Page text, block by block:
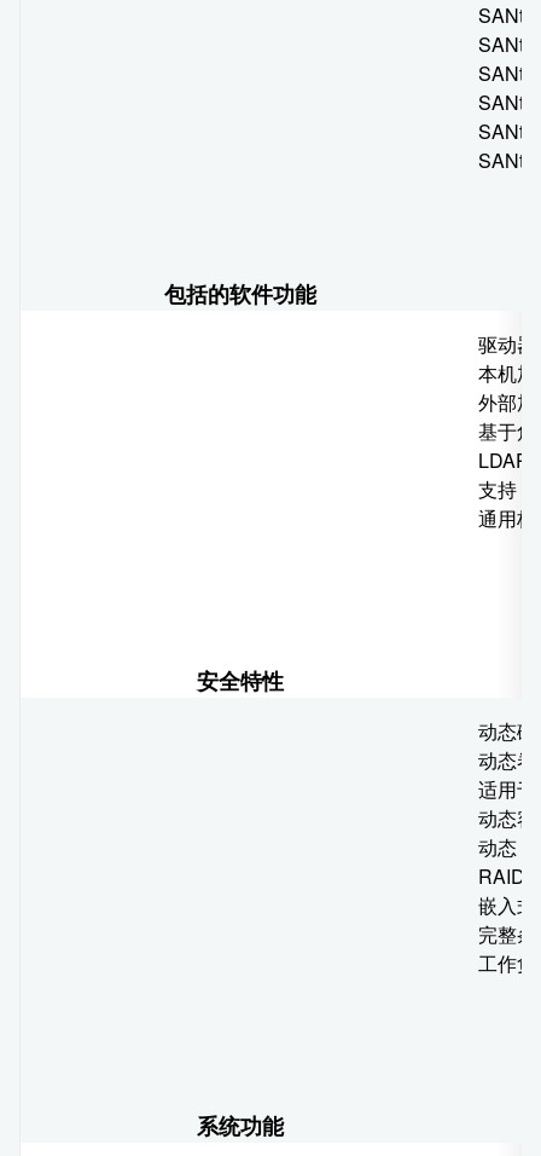
包括的软件功能
安全特性
驱动
本机
外部
基于
LDAP
支持
通用
系统功能
动态
动态
适用
动态
动态
RAID
嵌入
完整
工作